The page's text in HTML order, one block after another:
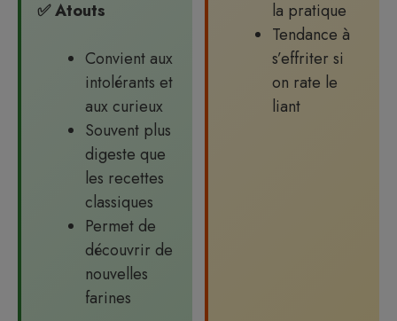
✅ Atouts
Convient aux
intolérants et
aux curieux
Souvent plus
digeste que
les recettes
classiques
Permet de
découvrir de
nouvelles
farines
la pratique
Tendance à
s’effriter si
on rate le
liant